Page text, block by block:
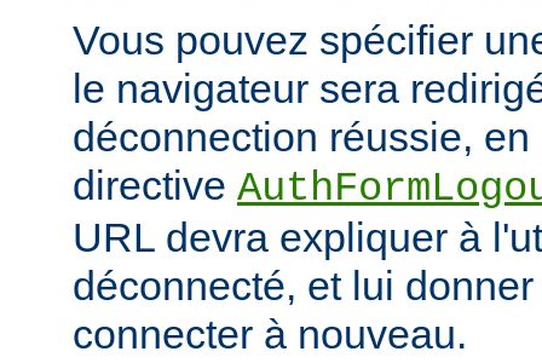
Vous pouvez spécifier
le navigateur sera
déconnection réussie,
directive
URL devra expliquer à
déconnecté, et lui
connecter à nouveau.